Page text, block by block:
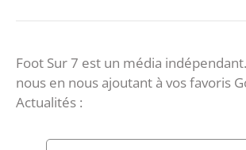
Foot Sur 7 est un média
nous en nous ajoutant à vos favoris
Actualités :